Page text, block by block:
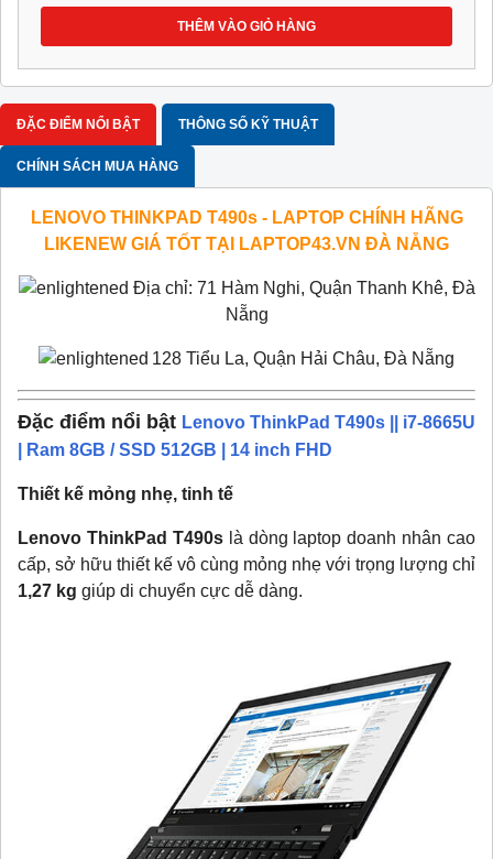
THÊM VÀO GIỎ HÀNG
ĐẶC ĐIỂM NỔI BẬT THÔNG SỐ KỸ THUẬT
CHÍNH SÁCH MUA HÀNG
LENOVO THINKPAD T490s - LAPTOP CHÍNH HÃNG
LIKENEW GIÁ TỐT TẠI LAPTOP43.VN ĐÀ NẴNG
Địa chỉ: 71 Hàm Nghi, Quận Thanh Khê, Đà
Nẵng
128 Tiểu La, Quận Hải Châu, Đà Nẵng
Đặc điểm nổi bật Lenovo ThinkPad T490s || i7-8665U
| Ram 8GB / SSD 512GB | 14 inch FHD
Thiết kế mỏng nhẹ, tinh tế
Lenovo ThinkPad T490slà dòng laptop doanh nhân cao
cấp, sở hữu thiết kế vô cùng mỏng nhẹ với trọng lượng chỉ
1,27 kg giúp di chuyển cực dễ dàng.